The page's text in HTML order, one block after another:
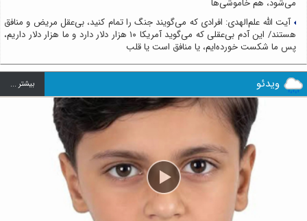
آیت الله علم‌الهدی: افرادی که می‌گویند جنگ را تمام کنید، بی‌عقل مریض و منافق
هستند/ این آدم بی‌عقلی که می‌گوید آمریکا ۱۰ هزار دلار دارد و ما هزار دلار داریم،
پس ما شکست خورده‌ایم، یا منافق است یا قلب
ویدئو بيشتر ...